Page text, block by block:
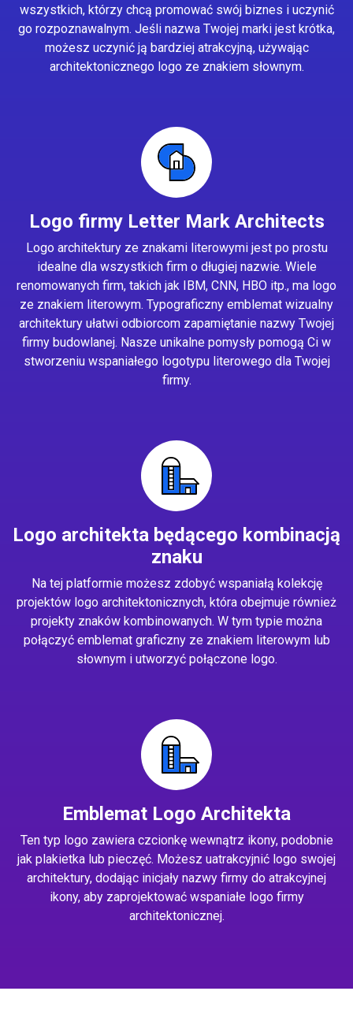
wszystkich, którzy chcą promować swój biznes i uczynić
go rozpoznawalnym. Jeśli nazwa Twojej marki jest krótka,
możesz uczynić ją bardziej atrakcyjną, używając
architektonicznego logo ze znakiem słownym.
Logo firmy Letter Mark Architects
Logo architektury ze znakami literowymi jest po prostu
idealne dla wszystkich firm o długiej nazwie. Wiele
renomowanych firm, takich jak IBM, CNN, HBO itp., ma logo
ze znakiem literowym. Typograficzny emblemat wizualny
architektury ułatwi odbiorcom zapamiętanie nazwy Twojej
firmy budowlanej. Nasze unikalne pomysły pomogą Ci w
stworzeniu wspaniałego logotypu literowego dla Twojej
firmy.
Logo architekta będącego kombinacją
znaku
Na tej platformie możesz zdobyć wspaniałą kolekcję
projektów logo architektonicznych, która obejmuje również
projekty znaków kombinowanych. W tym typie można
połączyć emblemat graficzny ze znakiem literowym lub
słownym i utworzyć połączone logo.
Emblemat Logo Architekta
Ten typ logo zawiera czcionkę wewnątrz ikony, podobnie
jak plakietka lub pieczęć. Możesz uatrakcyjnić logo swojej
architektury, dodając inicjały nazwy firmy do atrakcyjnej
ikony, aby zaprojektować wspaniałe logo firmy
architektonicznej.